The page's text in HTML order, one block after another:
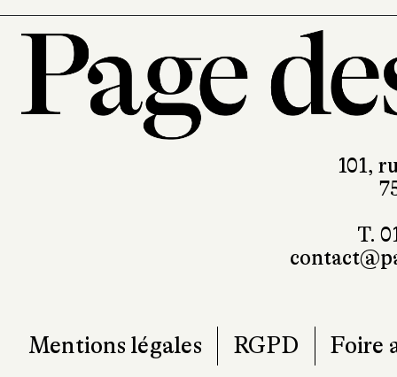
être de liberté, infiniment
101,
T.